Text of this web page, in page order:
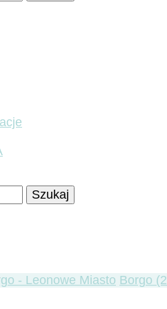
- Leonowe Miasto Borgo